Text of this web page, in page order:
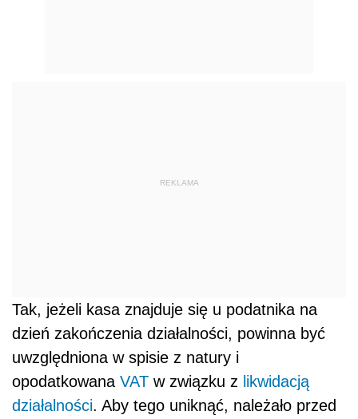
REKLAMA
Tak, jeżeli kasa znajduje się u podatnika na
dzień zakończenia działalności, powinna być
uwzględniona w spisie z natury i
opodatkowana VAT w związku z likwidacją
działalności. Aby tego uniknąć, należało przed